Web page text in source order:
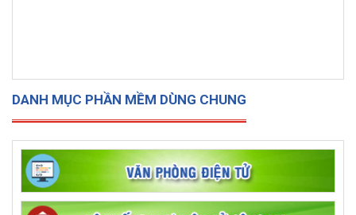
DANH MỤC PHẦN MỀM DÙNG CHUNG